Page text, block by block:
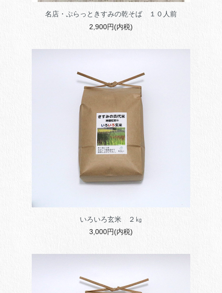
名店・ぷらっときすみの乾そば １０人前
2,900円(内税)
いろいろ玄米 ２㎏
3,000円(内税)